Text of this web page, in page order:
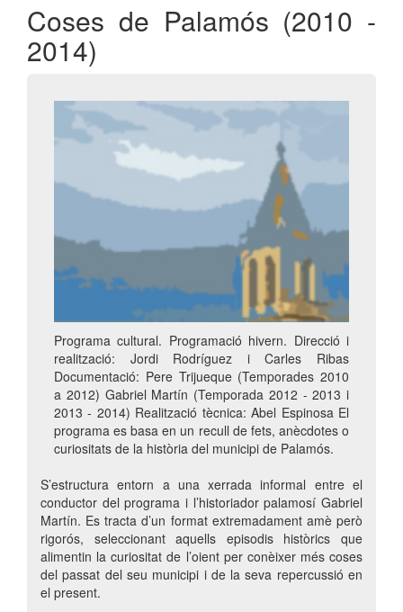
Coses de Palamós (2010 -
2014)
Programa cultural. Programació hivern. Direcció i
realització: Jordi Rodríguez i Carles Ribas
Documentació: Pere Trijueque (Temporades 2010
a 2012) Gabriel Martín (Temporada 2012 - 2013 i
2013 - 2014) Realització tècnica: Abel Espinosa El
programa es basa en un recull de fets, anècdotes o
curiositats de la història del municipi de Palamós.
S’estructura entorn a una xerrada informal entre el
conductor del programa i l’historiador palamosí Gabriel
Martín. Es tracta d’un format extremadament amè però
rigorós, seleccionant aquells episodis històrics que
alimentin la curiositat de l’oient per conèixer més coses
del passat del seu municipi i de la seva repercussió en
el present.